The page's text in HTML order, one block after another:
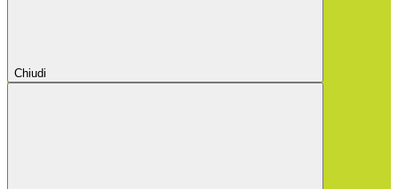
Chiudi